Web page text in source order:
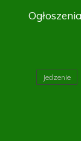
Jedzenie